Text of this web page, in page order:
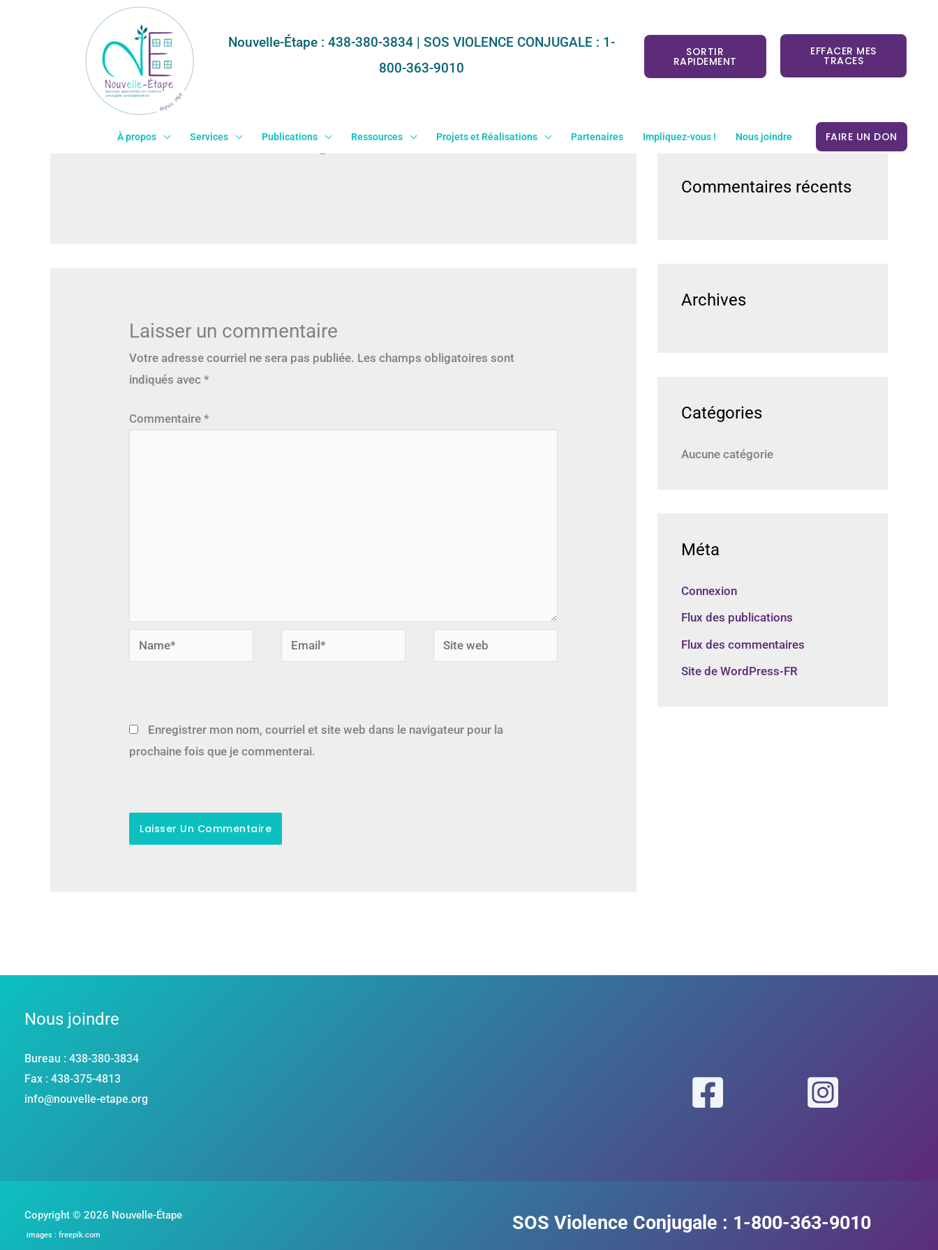
Nouvelle-Étape : 438-380-3834 | SOS VIOLENCE CONJUGALE : 1-
800-363-9010
SORTIR
RAPIDEMENT
EFFACER MES
TRACES
À propos Services Publications Ressources Projets et Réalisations Partenaires Impliquez-vous ! Nous joindre FAIRE UN DON
Historique
Laisser un commentaire
Votre adresse courriel ne sera pas publiée. Les champs obligatoires sont
indiqués avec*
Commentaire*
Name* Email*
Site
web
Enregistrer mon nom, courriel et site web dans le navigateur pour la
prochaine fois que je commenterai.
a
c
:
Commentaires récents
Archives
Catégories
Aucune catégorie
Méta
Connexion
Flux des publications
Flux des commentaires
Site de WordPress-FR
Nous joindre
Bureau : 438-380-3834
Fax : 438-375-4813
info@nouvelle-etape.org
Copyright © 2026 Nouvelle-Étape
images : freepik.com
SOS Violence Conjugale : 1-800-363-9010